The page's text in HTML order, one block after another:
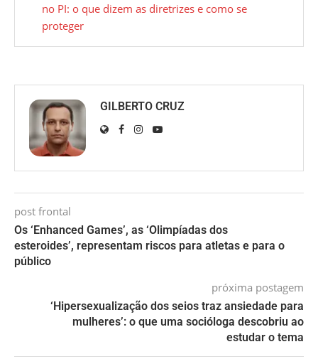
no PI: o que dizem as diretrizes e como se
proteger
GILBERTO CRUZ
post frontal
Os ‘Enhanced Games’, as ‘Olimpíadas dos
esteroides’, representam riscos para atletas e para o
público
próxima postagem
‘Hipersexualização dos seios traz ansiedade para
mulheres’: o que uma socióloga descobriu ao
estudar o tema